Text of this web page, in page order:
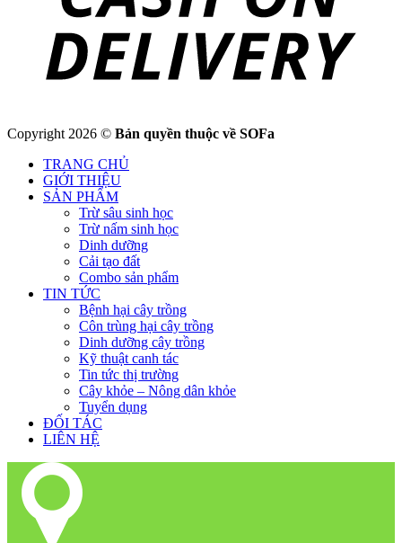
Copyright 2026 © Bản quyền thuộc về SOFa
TRANG CHỦ
GIỚI THIỆU
SẢN PHẨM
Trừ sâu sinh học
Trừ nấm sinh học
Dinh dưỡng
Cải tạo đất
Combo sản phẩm
TIN TỨC
Bệnh hại cây trồng
Côn trùng hại cây trồng
Dinh dưỡng cây trồng
Kỹ thuật canh tác
Tin tức thị trường
Cây khỏe – Nông dân khỏe
Tuyển dụng
ĐỐI TÁC
LIÊN HỆ